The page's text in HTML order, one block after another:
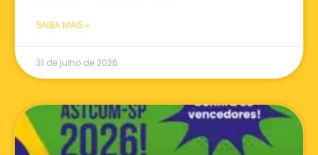
SAIBA MAIS »
31 de julho de 2026